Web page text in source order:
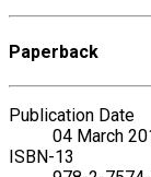
Paperback
Publication Date
04 March
ISBN-13